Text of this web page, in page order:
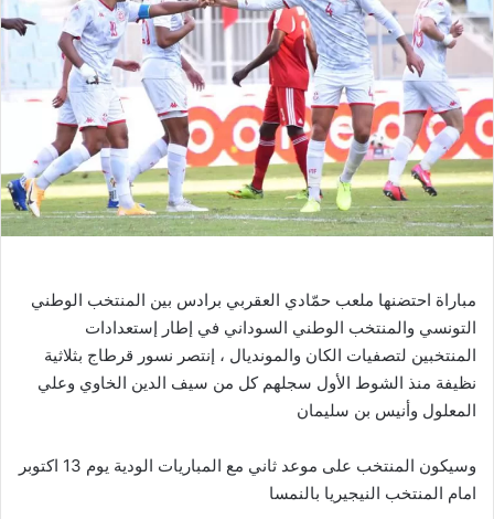
مباراة احتضنها ملعب حمّادي العقربي برادس بين المنتخب الوطني
التونسي والمنتخب الوطني السوداني في إطار إستعدادات
المنتخبين لتصفيات الكان والمونديال ، إنتصر نسور قرطاج بثلاثية
نظيفة منذ الشوط الأول سجلهم كل من سيف الدين الخاوي وعلي
المعلول وأنيس بن سليمان
وسيكون المنتخب على موعد ثاني مع المباريات الودية يوم 13 اكتوبر
امام المنتخب النيجيريا بالنمسا